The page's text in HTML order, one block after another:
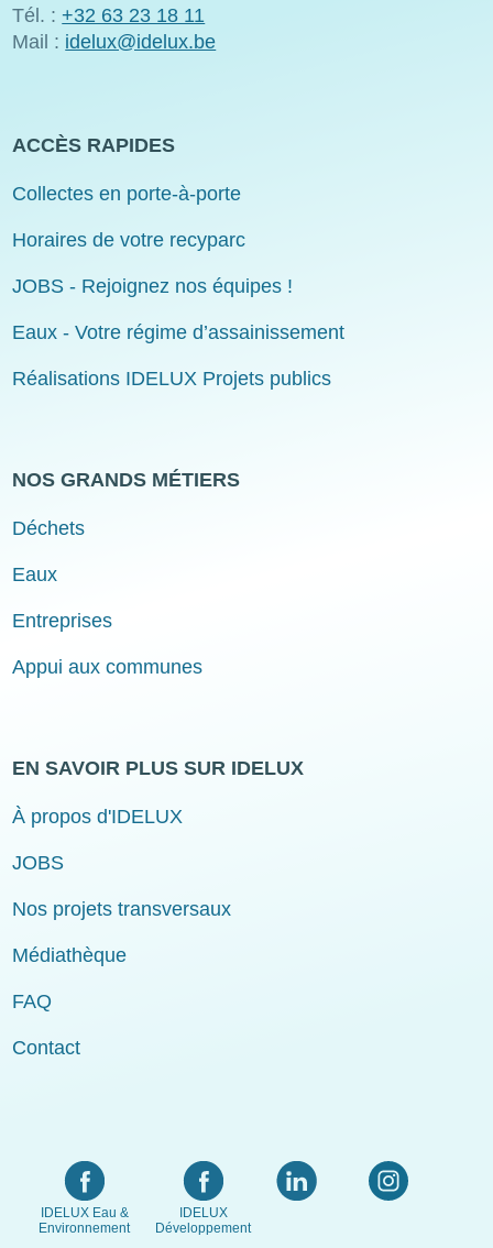
Tél. : +32 63 23 18 11
Mail : idelux@idelux.be
ACCÈS RAPIDES
Collectes en porte-à-porte
Horaires de votre recyparc
JOBS - Rejoignez nos équipes !
Eaux - Votre régime d’assainissement
Réalisations IDELUX Projets publics
NOS GRANDS MÉTIERS
Déchets
Eaux
Entreprises
Appui aux communes
EN SAVOIR PLUS SUR IDELUX
À propos d'IDELUX
JOBS
Nos projets transversaux
Médiathèque
FAQ
Contact
IDELUX Eau &
Environnement
IDELUX
Développement